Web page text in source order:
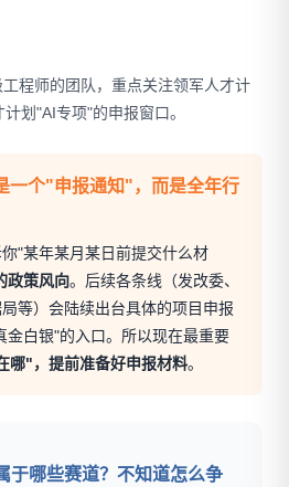
程师的团队，重点关注领军人才计
划"AI专项"的申报窗口。
一个"申报通知"，而是全年行
"某年某月某日前提交什么材
政策风向。后续各条线（发改委、
等）会陆续出台具体的项目申报
金白银"的入口。所以现在最重要
哪"，提前准备好申报材料。
于哪些赛道？不知道怎么争